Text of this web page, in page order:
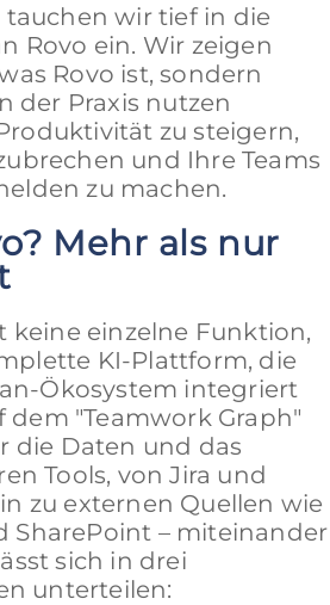
tauchen wir tief in die
Rovo ein. Wir zeigen
Rovo ist, sondern
der Praxis nutzen
zu steigern,
und Ihre Teams
zu machen.
Mehr als nur
keine einzelne Funktion,
KI-Plattform, die
Ökosystem integriert
dem "Teamwork Graph"
die Daten und das
Tools, von Jira und
zu externen Quellen wie
SharePoint – miteinander
sich in drei
unterteilen: